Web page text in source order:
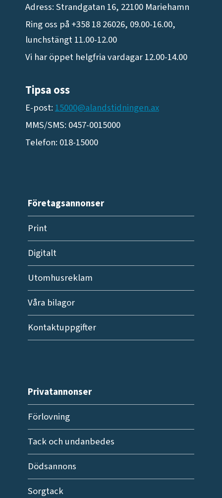
Adress: Strandgatan 16, 22100 Mariehamn
Ring oss på +358 18 26026, 09.00-16.00,
lunchstängt 11.00-12.00
Vi har öppet helgfria vardagar 12.00-14.00
Tipsa oss
E-post: 15000@alandstidningen.ax
MMS/SMS: 0457-0015000
Telefon: 018-15000
Företagsannonser
Print
Digitalt
Utomhusreklam
Våra bilagor
Kontaktuppgifter
Privatannonser
Förlovning
Tack och undanbedes
Dödsannons
Sorgtack